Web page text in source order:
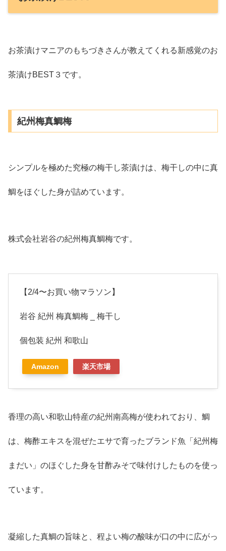
お茶漬けマニアのもちづきさんが教えてくれる新感覚のお
茶漬けBEST３です。
紀州梅真鯛梅
シンプルを極めた究極の梅干し茶漬けは、梅干しの中に真
鯛をほぐした身が詰めています。
株式会社岩谷の紀州梅真鯛梅です。
【2/4〜お買い物マラソン】
岩谷 紀州 梅真鯛梅 _ 梅干し
個包装 紀州 和歌山
Amazon 楽天市場
香理の高い和歌山特産の紀州南高梅が使われており、鯛
は、梅酢エキスを混ぜたエサで育ったブランド魚「紀州梅
まだい」のほぐした身を甘酢みそで味付けしたものを使っ
ています。
凝縮した真鯛の旨味と、程よい梅の酸味が口の中に広がっ